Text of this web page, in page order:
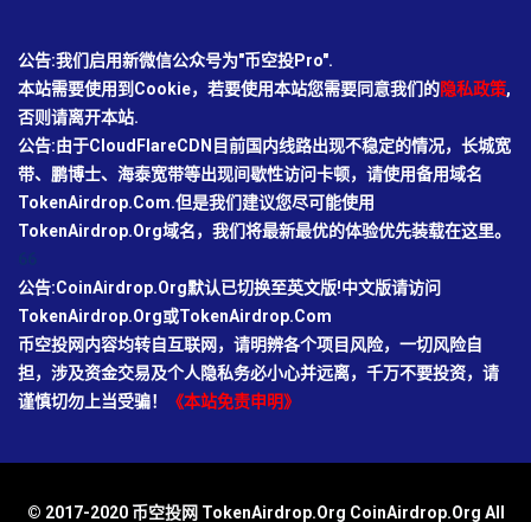
公告:我们启用新微信公众号为"币空投Pro".
本站需要使用到Cookie，若要使用本站您需要同意我们的隐私政策,
否则请离开本站.
公告:由于CloudFlareCDN目前国内线路出现不稳定的情况，长城宽
带、鹏博士、海泰宽带等出现间歇性访问卡顿，请使用备用域名
TokenAirdrop.Com.但是我们建议您尽可能使用
TokenAirdrop.Org域名，我们将最新最优的体验优先装载在这里。
公告:CoinAirdrop.Org默认已切换至英文版!中文版请访问
TokenAirdrop.Org或TokenAirdrop.Com
币空投网内容均转自互联网，请明辨各个项目风险，一切风险自
担，涉及资金交易及个人隐私务必小心并远离，千万不要投资，请
谨慎切勿上当受骗！
《本站免责申明》
© 2017-2020 币空投网 TokenAirdrop.Org CoinAirdrop.Org All